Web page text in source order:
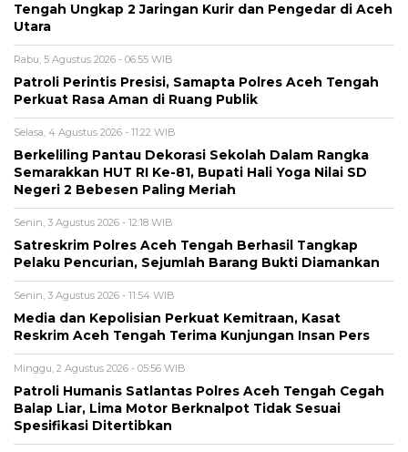
Tengah Ungkap 2 Jaringan Kurir dan Pengedar di Aceh
Utara
Rabu, 5 Agustus 2026 - 06:55 WIB
Patroli Perintis Presisi, Samapta Polres Aceh Tengah
Perkuat Rasa Aman di Ruang Publik
Selasa, 4 Agustus 2026 - 11:22 WIB
Berkeliling Pantau Dekorasi Sekolah Dalam Rangka
Semarakkan HUT RI Ke-81, Bupati Hali Yoga Nilai SD
Negeri 2 Bebesen Paling Meriah
Senin, 3 Agustus 2026 - 12:18 WIB
Satreskrim Polres Aceh Tengah Berhasil Tangkap
Pelaku Pencurian, Sejumlah Barang Bukti Diamankan
Senin, 3 Agustus 2026 - 11:54 WIB
Media dan Kepolisian Perkuat Kemitraan, Kasat
Reskrim Aceh Tengah Terima Kunjungan Insan Pers
Minggu, 2 Agustus 2026 - 05:56 WIB
Patroli Humanis Satlantas Polres Aceh Tengah Cegah
Balap Liar, Lima Motor Berknalpot Tidak Sesuai
Spesifikasi Ditertibkan